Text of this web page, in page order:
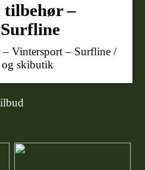
tilbehør –
Vintersport – Surfline /
og skibutik